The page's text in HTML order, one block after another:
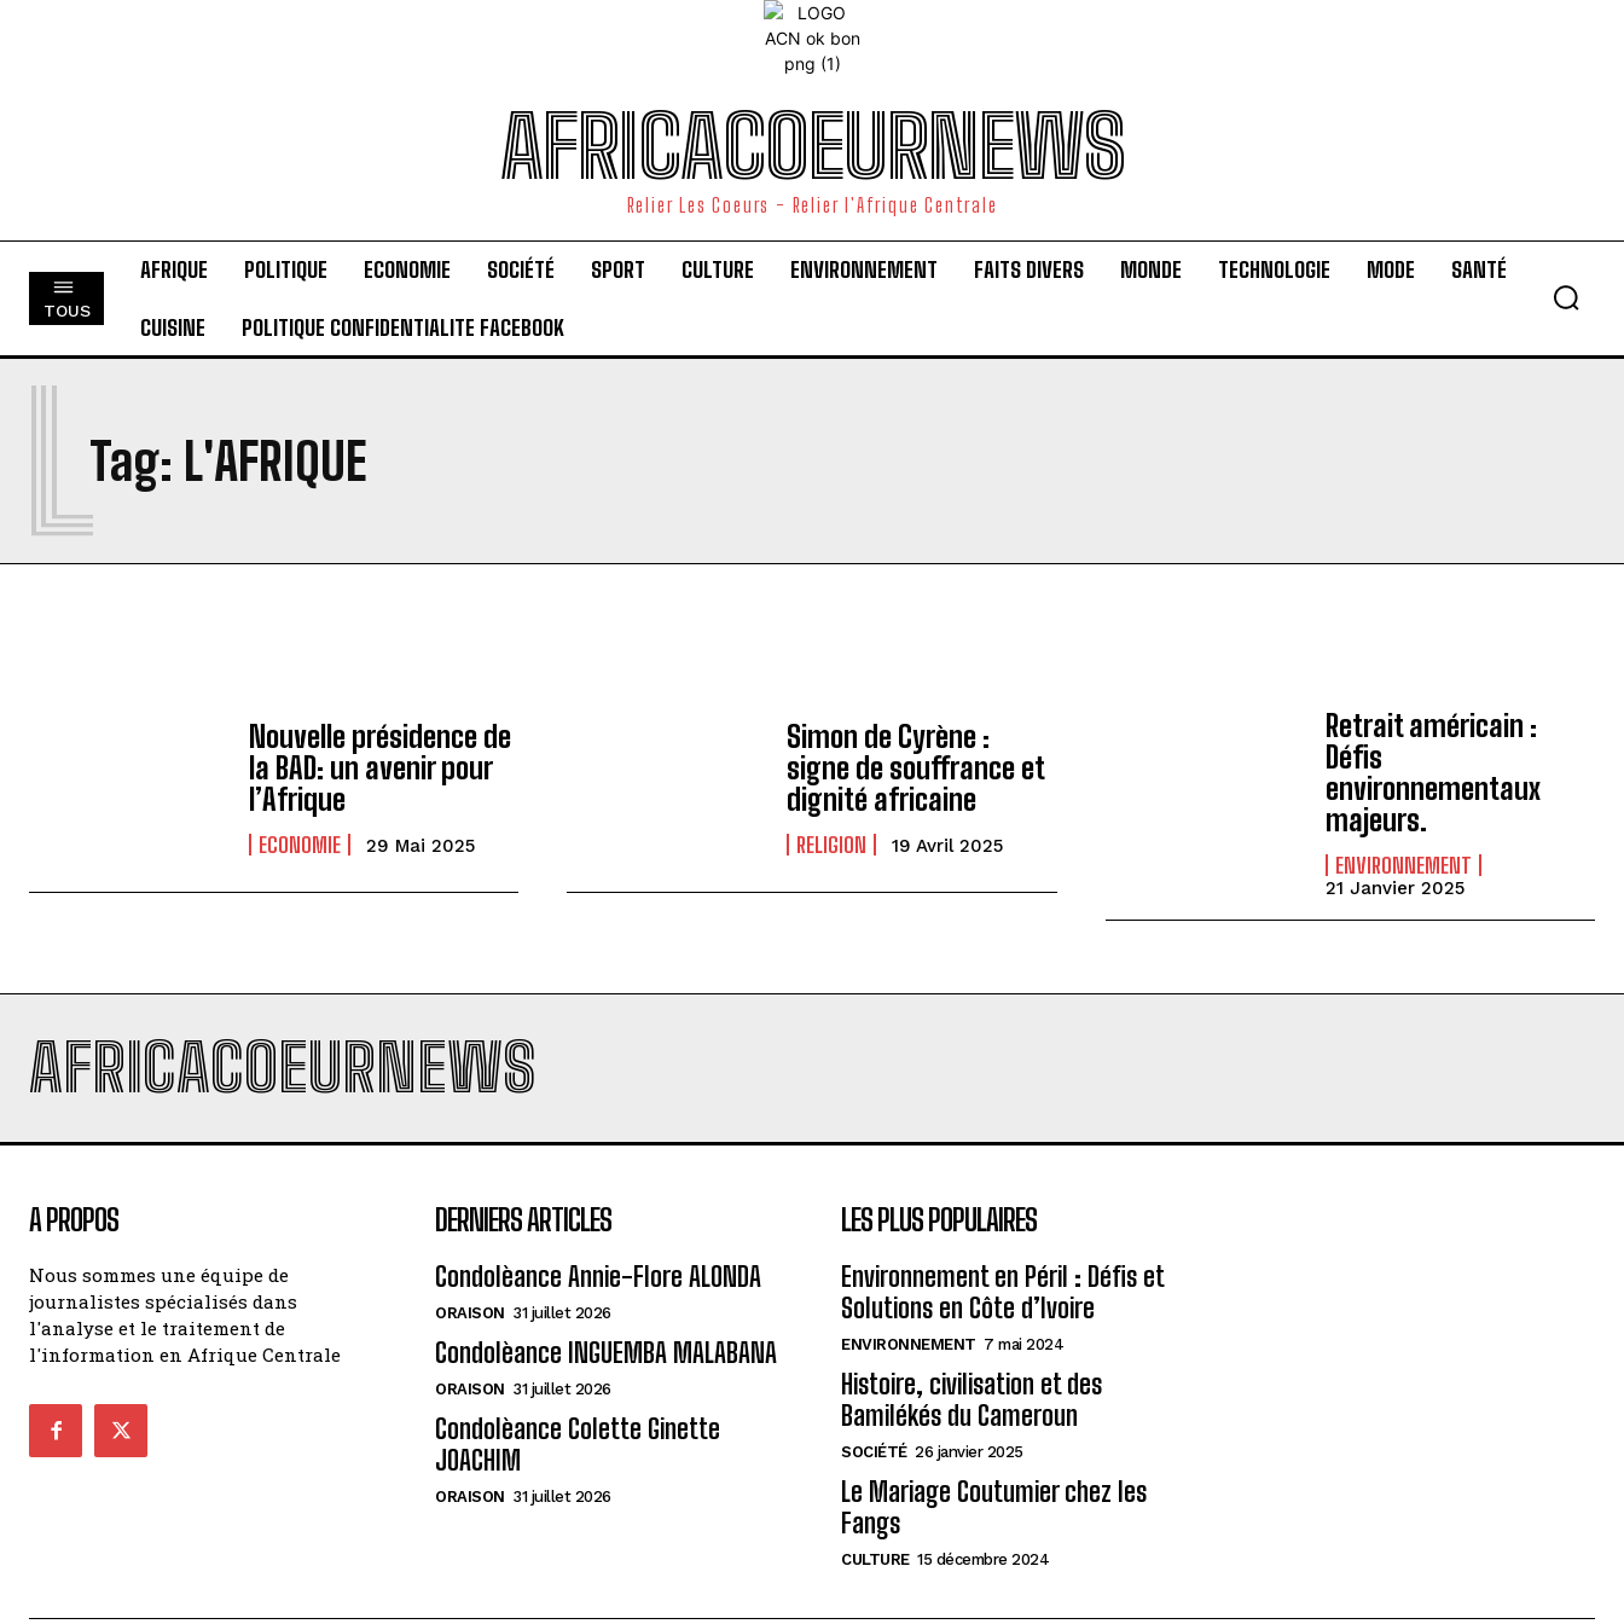
AFRICACOEURNEWS
Relier Les Coeurs - Relier l'Afrique Centrale
TOUS
AFRIQUE POLITIQUE ECONOMIE SOCIÉTÉ SPORT CULTURE ENVIRONNEMENT FAITS DIVERS MONDE TECHNOLOGIE MODE SANTÉ
CUISINE POLITIQUE CONFIDENTIALITE FACEBOOK
Tag: L'AFRIQUE
L
Nouvelle présidence de
la BAD: un avenir pour
l’Afrique
ECONOMIE 29 Mai 2025
Simon de Cyrène :
signe de souffrance et
dignité africaine
RELIGION 19 Avril 2025
Retrait américain :
Défis
environnementaux
majeurs.
ENVIRONNEMENT
21 Janvier 2025
AFRICACOEURNEWS
A PROPOS
Nous sommes une équipe de
journalistes spécialisés dans
l'analyse et le traitement de
l'information en Afrique Centrale
DERNIERS ARTICLES
Condolèance Annie-Flore ALONDA
ORAISON 31 juillet 2026
Condolèance INGUEMBA MALABANA
ORAISON 31 juillet 2026
Condolèance Colette Ginette
JOACHIM
ORAISON 31 juillet 2026
LES PLUS POPULAIRES
Environnement en Péril : Défis et
Solutions en Côte d’Ivoire
ENVIRONNEMENT 7 mai 2024
Histoire, civilisation et des
Bamilékés du Cameroun
SOCIÉTÉ 26 janvier 2025
Le Mariage Coutumier chez les
Fangs
CULTURE 15 décembre 2024